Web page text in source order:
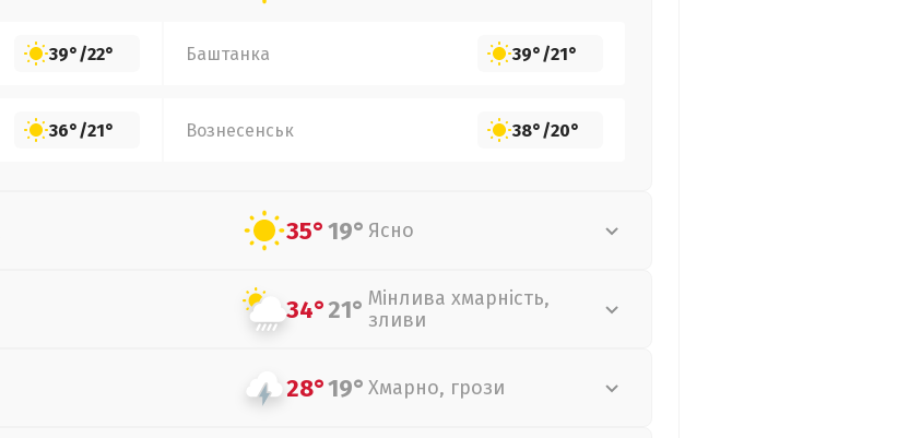
39°/22° Баштанка 39°/21°
36°/21° Вознесенськ 38°/20°
35°19° Ясно
34°21° Мінлива хмарність,
зливи
28°19° Хмарно, грози